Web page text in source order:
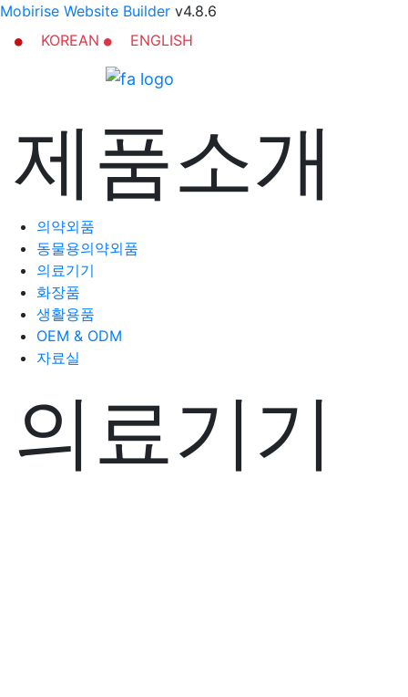
Mobirise Website Builder v4.8.6
KOREAN
ENGLISH
제품소개
의약외품
동물용의약외품
의료기기
화장품
생활용품
OEM & ODM
자료실
의료기기